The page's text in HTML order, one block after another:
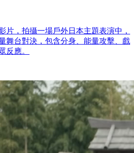
片，拍攝一場戶外日本主題表演中，
舞台對決，包含分身、能量攻擊、戲
反應。